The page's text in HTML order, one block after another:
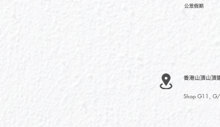
公眾假期
香港山頂山頂
Shop G11, G/